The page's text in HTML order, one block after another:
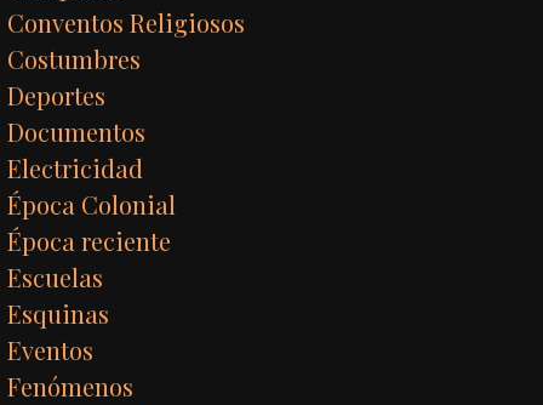
Conventos Religiosos
Costumbres
Deportes
Documentos
Electricidad
Época Colonial
Época reciente
Escuelas
Esquinas
Eventos
Fenómenos